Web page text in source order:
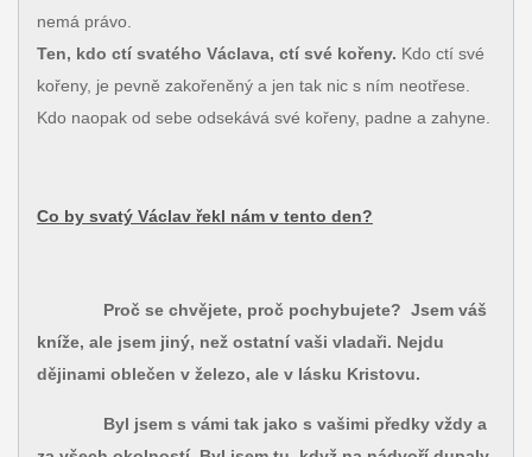
nemá právo.
Ten, kdo ctí svatého Václava, ctí své kořeny. Kdo ctí své
kořeny, je pevně zakořeněný a jen tak nic s ním neotřese.
Kdo naopak od sebe odsekává své kořeny, padne a zahyne.
Co by svatý Václav řekl nám v tento den?
Proč se chvějete, proč pochybujete? Jsem váš
kníže, ale jsem jiný, než ostatní vaši vladaři. Nejdu
dějinami oblečen v železo, ale v lásku Kristovu.
Byl jsem s vámi tak jako s vašimi předky vždy a